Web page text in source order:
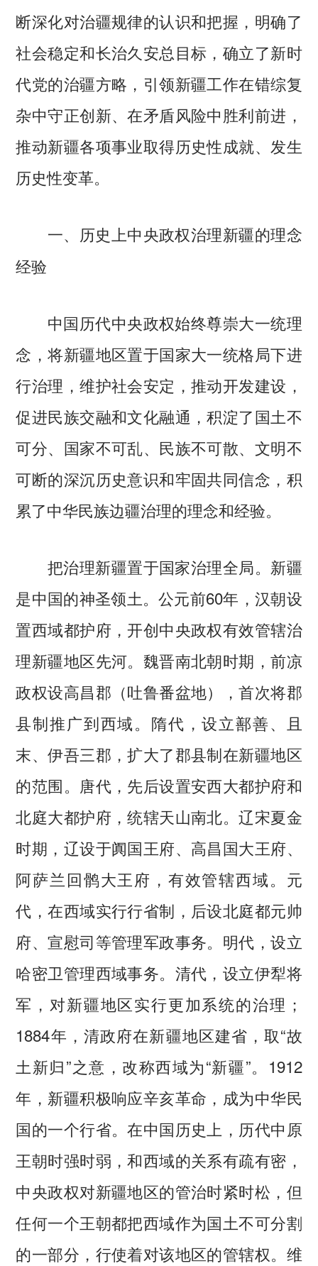
断深化对治疆规律的认识和把握，明确了
社会稳定和长治久安总目标，确立了新时
代党的治疆方略，引领新疆工作在错综复
杂中守正创新、在矛盾风险中胜利前进，
推动新疆各项事业取得历史性成就、发生
历史性变革。
一、历史上中央政权治理新疆的理念
经验
中国历代中央政权始终尊崇大一统理
念，将新疆地区置于国家大一统格局下进
行治理，维护社会安定，推动开发建设，
促进民族交融和文化融通，积淀了国土不
可分、国家不可乱、民族不可散、文明不
可断的深沉历史意识和牢固共同信念，积
累了中华民族边疆治理的理念和经验。
把治理新疆置于国家治理全局。新疆
是中国的神圣领土。公元前60年，汉朝设
置西域都护府，开创中央政权有效管辖治
理新疆地区先河。魏晋南北朝时期，前凉
政权设高昌郡（吐鲁番盆地），首次将郡
县制推广到西域。隋代，设立鄯善、且
末、伊吾三郡，扩大了郡县制在新疆地区
的范围。唐代，先后设置安西大都护府和
北庭大都护府，统辖天山南北。辽宋夏金
时期，辽设于阗国王府、高昌国大王府、
阿萨兰回鹘大王府，有效管辖西域。元
代，在西域实行行省制，后设北庭都元帅
府、宣慰司等管理军政事务。明代，设立
哈密卫管理西域事务。清代，设立伊犁将
军，对新疆地区实行更加系统的治理；
1884年，清政府在新疆地区建省，取“故
土新归”之意，改称西域为“新疆”。1912
年，新疆积极响应辛亥革命，成为中华民
国的一个行省。在中国历史上，历代中原
王朝时强时弱，和西域的关系有疏有密，
中央政权对新疆地区的管治时紧时松，但
任何一个王朝都把西域作为国土不可分割
的一部分，行使着对该地区的管辖权。维